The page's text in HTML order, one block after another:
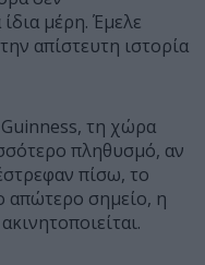
μέρη. Έμελε
απίστευτη ιστορία
τη χώρα
πληθυσμό, αν
πίσω, το
απώτερο σημείο, η